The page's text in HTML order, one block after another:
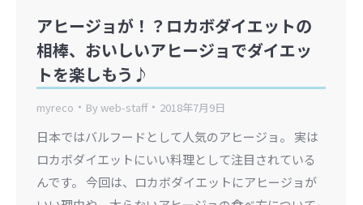
アヒージョが！？ロカボダイエットの
相棒、おいしいアヒージョでダイエッ
トを楽しもう♪
myreco Byweb-staff 2018年7月9日
日本ではバルフードとして人気のアヒージョ。 実は
ロカボダイエットにいい料理として注目されている
んです。 今回は、ロカボダイエットにアヒージョが